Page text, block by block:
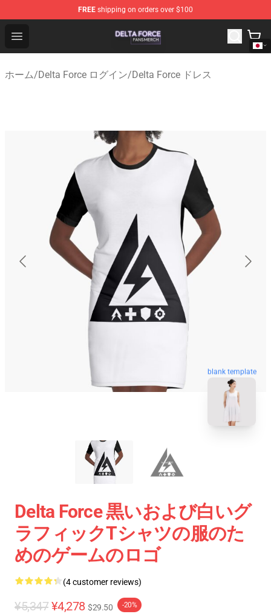
FREE shipping on orders over $100
Open menu
Delta Force Shop - Official Delta Force Merchandise
ホーム/Delta Force ログイン/Delta Force ドレス
blank template
Delta Force 黒いおよび白いグ
ラフィックTシャツの服のた
めのゲームのロゴ
(4 customer reviews)
¥5,347 ¥4,278 $29.50 -20%